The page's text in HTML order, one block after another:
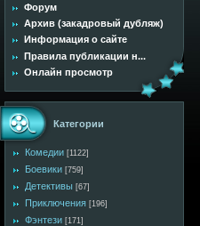
Форум
Архив (закадровый дубляж)
Информация о сайте
Правила публикации н...
Онлайн просмотр
Категории
Комедии [1122]
Боевики [759]
Детективы [67]
Приключения [196]
Фэнтези [171]